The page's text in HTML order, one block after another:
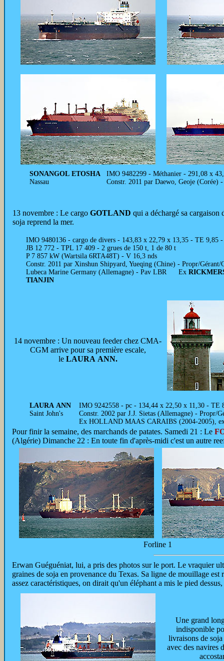
SONANGOL ETOSHA
Nassau
IMO 9482299 - Méthanier - 291,08 x
Constr. 2011 par Daewo, Geoje
13 novembre : Le cargo GOTLAND qui a déchargé sa cargaison
soja reprend la mer.
IMO 9480136 - cargo de divers - 143,83 x 22,79 x 13,35 - TE 9,85 -
JB 12 772 - TPL 17 409 - 2 grues de 150 t, 1 de 80 t
P 7 857 kW (Wartsila 6RTA48T) - V 16,3 nds
Constr. 2011 par Xinshun Shipyard, Yueqing (Chine) - Propr/Gérant/
Lubeca Marine Germany (Allemagne) - Pav LBR Ex
TIANJIN
14 novembre : Un nouveau feeder chez CMA-
CGM arrive pour sa première escale,
le LAURA ANN.
LAURA ANN
Saint John's
IMO 9242558 - pc - 134,44 x 22,50 x 11,30 -
Constr. 2002 par J.J. Sietas (Allemagne) - Propr/
Ex HOLLAND MAAS CARAIBS (2004-2005),
Pour finir la semaine, des marchands de patates. Samedi 21 : Le
(Algérie) Dimanche 22 : En toute fin d'après-midi c'est un autre
Forline 1
Erwan Guéguéniat, lui, a pris des photos sur le port. Le vraquier
graines de soja en provenance du Texas. Sa ligne de mouillage
assez caractéristiques, on dirait qu'un éléphant a mis le pied
Une grand
indisponible
livraisons de
avec des navires